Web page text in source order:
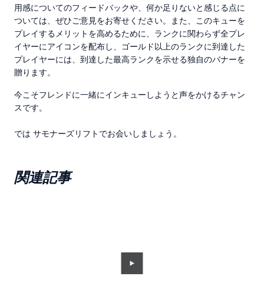
用感についてのフィードバックや、何か足りないと感じる点に
ついては、ぜひご意見をお寄せください。また、このキューを
プレイするメリットを高めるために、ランクに関わらず全プレ
イヤーにアイコンを配布し、ゴールド以上のランクに到達した
プレイヤーには、到達した最高ランクを示せる独自のバナーを
贈ります。
今こそフレンドに一緒にインキューしようと声をかけるチャン
スです。
では サモナーズリフトでお会いしましょう。
関連記事